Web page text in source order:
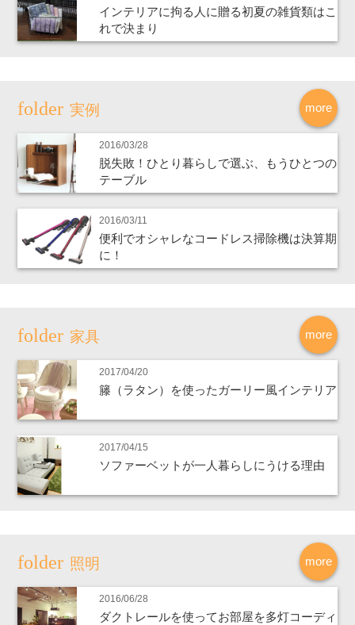
インテリアに拘る人に贈る初夏の雑貨類はこ
れで決まり
more
実例
2016/03/28
脱失敗！ひとり暮らしで選ぶ、もうひとつの
テーブル
2016/03/11
便利でオシャレなコードレス掃除機は決算期
に！
more
家具
2017/04/20
籐（ラタン）を使ったガーリー風インテリア
2017/04/15
ソファーベットが一人暮らしにうける理由
more
照明
2016/06/28
ダクトレールを使ってお部屋を多灯コーディ